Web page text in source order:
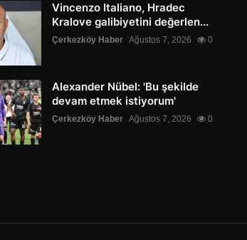
Vincenzo Italiano, Hradec
Kralove galibiyetini değerlen...
Çerkezköy Haber Ağustos 7, 2026 0
Alexander Nübel: 'Bu şekilde
devam etmek istiyorum'
Çerkezköy Haber Ağustos 7, 2026 0